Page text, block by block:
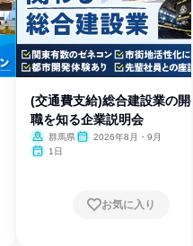
(交通費支給)総合建設業の開
職を知る企業説明会
群馬県
2026年8月・9月
1日
お気に入り